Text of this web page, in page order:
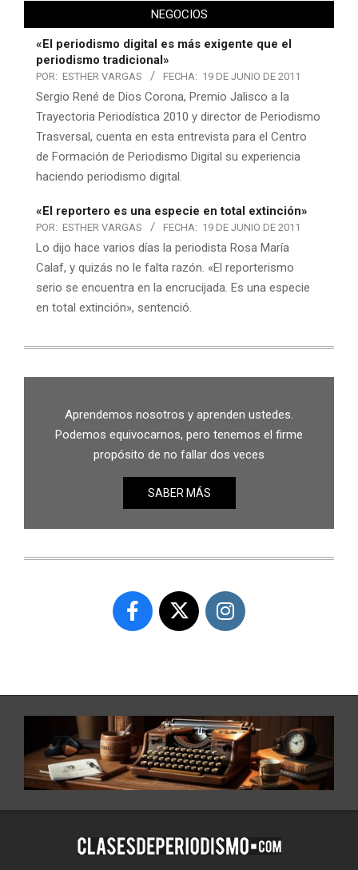
NEGOCIOS
«El periodismo digital es más exigente que el
periodismo tradicional»
POR: ESTHER VARGAS FECHA: 19 DE JUNIO DE 2011
Sergio René de Dios Corona, Premio Jalisco a la
Trayectoria Periodística 2010 y director de Periodismo
Trasversal, cuenta en esta entrevista para el Centro
de Formación de Periodismo Digital su experiencia
haciendo periodismo digital.
«El reportero es una especie en total extinción»
POR: ESTHER VARGAS FECHA: 19 DE JUNIO DE 2011
Lo dijo hace varios días la periodista Rosa María
Calaf, y quizás no le falta razón. «El reporterismo
serio se encuentra en la encrucijada. Es una especie
en total extinción», sentenció.
Aprendemos nosotros y aprenden ustedes.
Podemos equivocarnos, pero tenemos el firme
propósito de no fallar dos veces
SABER MÁS